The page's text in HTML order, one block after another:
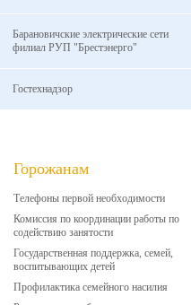
Барановичские электрические сети
филиал РУП "Брестэнерго"
Гостехнадзор
Горожанам
Телефоны первой необходимости
Комиссия по координации работы по
содействию занятости
Государственная поддержка, семей,
воспитывающих детей
Профилактика семейного насилия